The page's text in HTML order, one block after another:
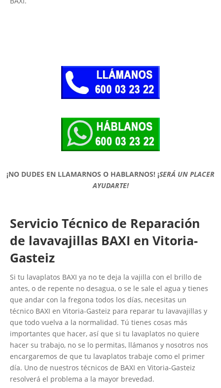
¡NO DUDES EN LLAMARNOS O HABLARNOS! ¡SERÁ UN PLACER
AYUDARTE!
Servicio Técnico de Reparación
de lavavajillas BAXI en Vitoria-
Gasteiz
Si tu lavaplatos BAXI ya no te deja la vajilla con el brillo de
antes, o de repente no desagua, o se le sale el agua y tienes
que andar con la fregona todos los días, necesitas un
técnico BAXI en Vitoria-Gasteiz para reparar tu lavavajillas y
que todo vuelva a la normalidad. Tú tienes cosas más
importantes que hacer, así que si tu lavaplatos no quiere
hacer su trabajo, no se lo permitas, llámanos y nosotros nos
encargaremos de que tu lavaplatos trabaje como el primer
día. Uno de nuestros técnicos de BAXI en Vitoria-Gasteiz
resolverá el problema a la mayor brevedad.